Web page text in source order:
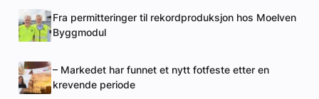
Fra permitteringer til rekordproduksjon hos Moelven
Byggmodul
– Markedet har funnet et nytt fotfeste etter en
krevende periode